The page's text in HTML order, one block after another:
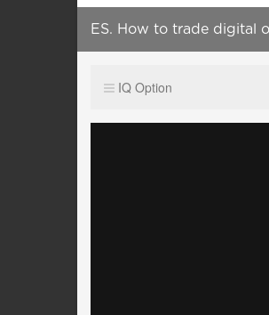
ES. How to trade digital
IQ Option